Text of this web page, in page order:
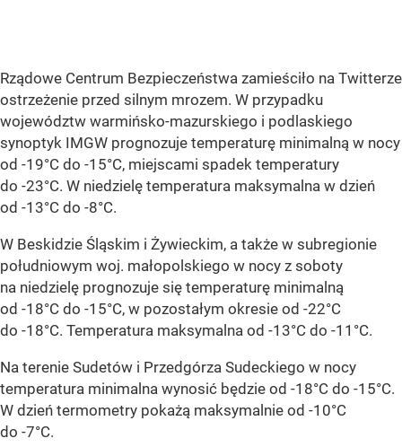
Rządowe Centrum Bezpieczeństwa zamieściło na Twitterze
ostrzeżenie przed silnym mrozem. W przypadku
województw warmińsko-mazurskiego i podlaskiego
synoptyk IMGW prognozuje temperaturę minimalną w nocy
od -19°C do -15°C, miejscami spadek temperatury
do -23°C. W niedzielę temperatura maksymalna w dzień
od -13°C do -8°C.
W Beskidzie Śląskim i Żywieckim, a także w subregionie
południowym woj. małopolskiego w nocy z soboty
na niedzielę prognozuje się temperaturę minimalną
od -18°C do -15°C, w pozostałym okresie od -22°C
do -18°C. Temperatura maksymalna od -13°C do -11°C.
Na terenie Sudetów i Przedgórza Sudeckiego w nocy
temperatura minimalna wynosić będzie od -18°C do -15°C.
W dzień termometry pokażą maksymalnie od -10°C
do -7°C.